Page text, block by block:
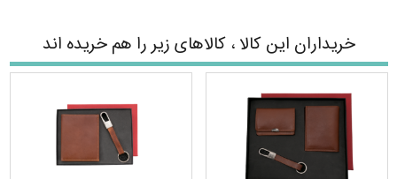
خریداران این کالا ، کالاهای زیر را هم خریده اند